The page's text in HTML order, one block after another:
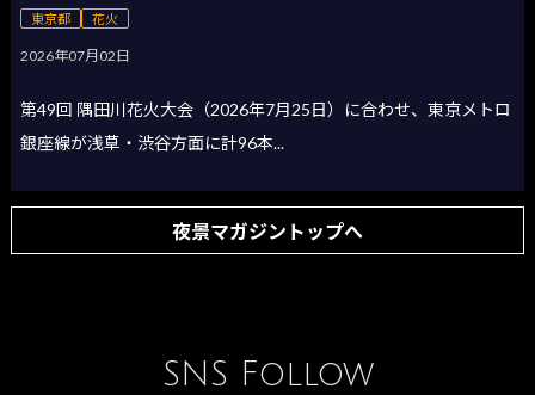
東京都 花火
2026年07月02日
第49回 隅田川花火大会（2026年7月25日）に合わせ、東京メトロ
銀座線が浅草・渋谷方面に計96本...
夜景マガジントップへ
SNS Follow